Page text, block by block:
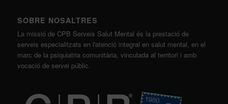
SOBRE NOSALTRES
La missió de CPB Serveis Salut Mental és la prestació de
serveis especialitzats en l'atenció integral en salut mental, en el
marc de la psiquiatria comunitària, vinculada al territori i amb
vocació de servei públic.